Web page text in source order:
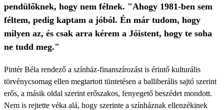
pendülőknek, hogy nem félnek. "Ahogy 1981-ben sem
féltem, pedig kaptam a jóból. Én már tudom, hogy
milyen az, és csak arra kérem a Jóistent, hogy te soha
ne tudd meg."
Pintér Béla rendező a színház-finanszírozást is érintő kulturális
törvénycsomag ellen megtartott tüntetésen a balliberális sajtó szerint
erős, a másik oldal szerint erőszakos, fenyegető beszédet mondott.
Nem is rejtette véka alá, hogy szerinte a színháznak ellenzékinek